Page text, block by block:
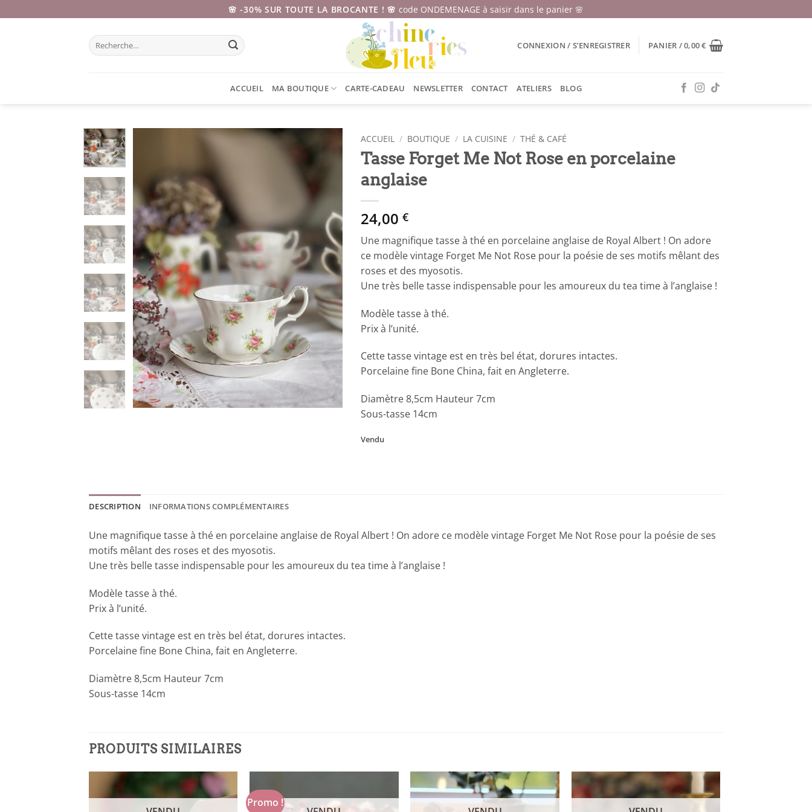
au
🌸 -30% SUR TOUTE LA BROCANTE ! 🌸 code ONDEMENAGE à saisir dans le panier 🌸
Recherche
pour :
CONNEXION / S’ENREGISTRER PANIER /0,00€
ACCUEIL MA BOUTIQUE CARTE-CADEAU NEWSLETTER CONTACT ATELIERS BLOG
ACCUEIL / BOUTIQUE / LA CUISINE / THÉ & CAFÉ
Tasse Forget Me Not Rose en porcelaine
anglaise
24,00 €
Une magnifique tasse à thé en porcelaine anglaise de Royal Albert ! On adore
ce modèle vintage Forget Me Not Rose pour la poésie de ses motifs mêlant des
roses et des myosotis.
Une très belle tasse indispensable pour les amoureux du tea time à l’anglaise !
Modèle tasse à thé.
Prix à l’unité.
Cette tasse vintage est en très bel état, dorures intactes.
Porcelaine fine Bone China, fait en Angleterre.
Diamètre 8,5cm Hauteur 7cm
Sous-tasse 14cm
Vendu
DESCRIPTION INFORMATIONS COMPLÉMENTAIRES
Une magnifique tasse à thé en porcelaine anglaise de Royal Albert ! On adore ce modèle vintage Forget Me Not Rose pour la poésie de ses
motifs mêlant des roses et des myosotis.
Une très belle tasse indispensable pour les amoureux du tea time à l’anglaise !
Modèle tasse à thé.
Prix à l’unité.
Cette tasse vintage est en très bel état, dorures intactes.
Porcelaine fine Bone China, fait en Angleterre.
Diamètre 8,5cm Hauteur 7cm
Sous-tasse 14cm
PRODUITS SIMILAIRES
Promo !